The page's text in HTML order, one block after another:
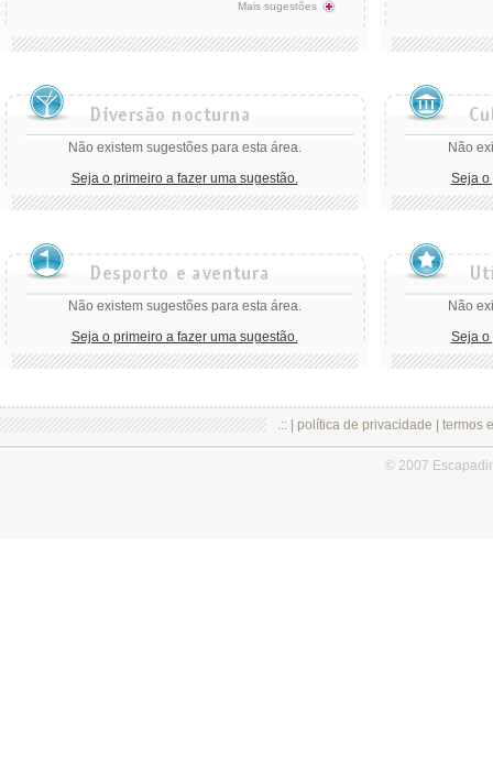
Mais sugestões
Não existem sugestões para esta área.
Seja o primeiro a fazer uma sugestão.
Não
Seja o
Não existem sugestões para esta área.
Seja o primeiro a fazer uma sugestão.
Não
Seja o
.:: | política de privacidade termos
© 2007